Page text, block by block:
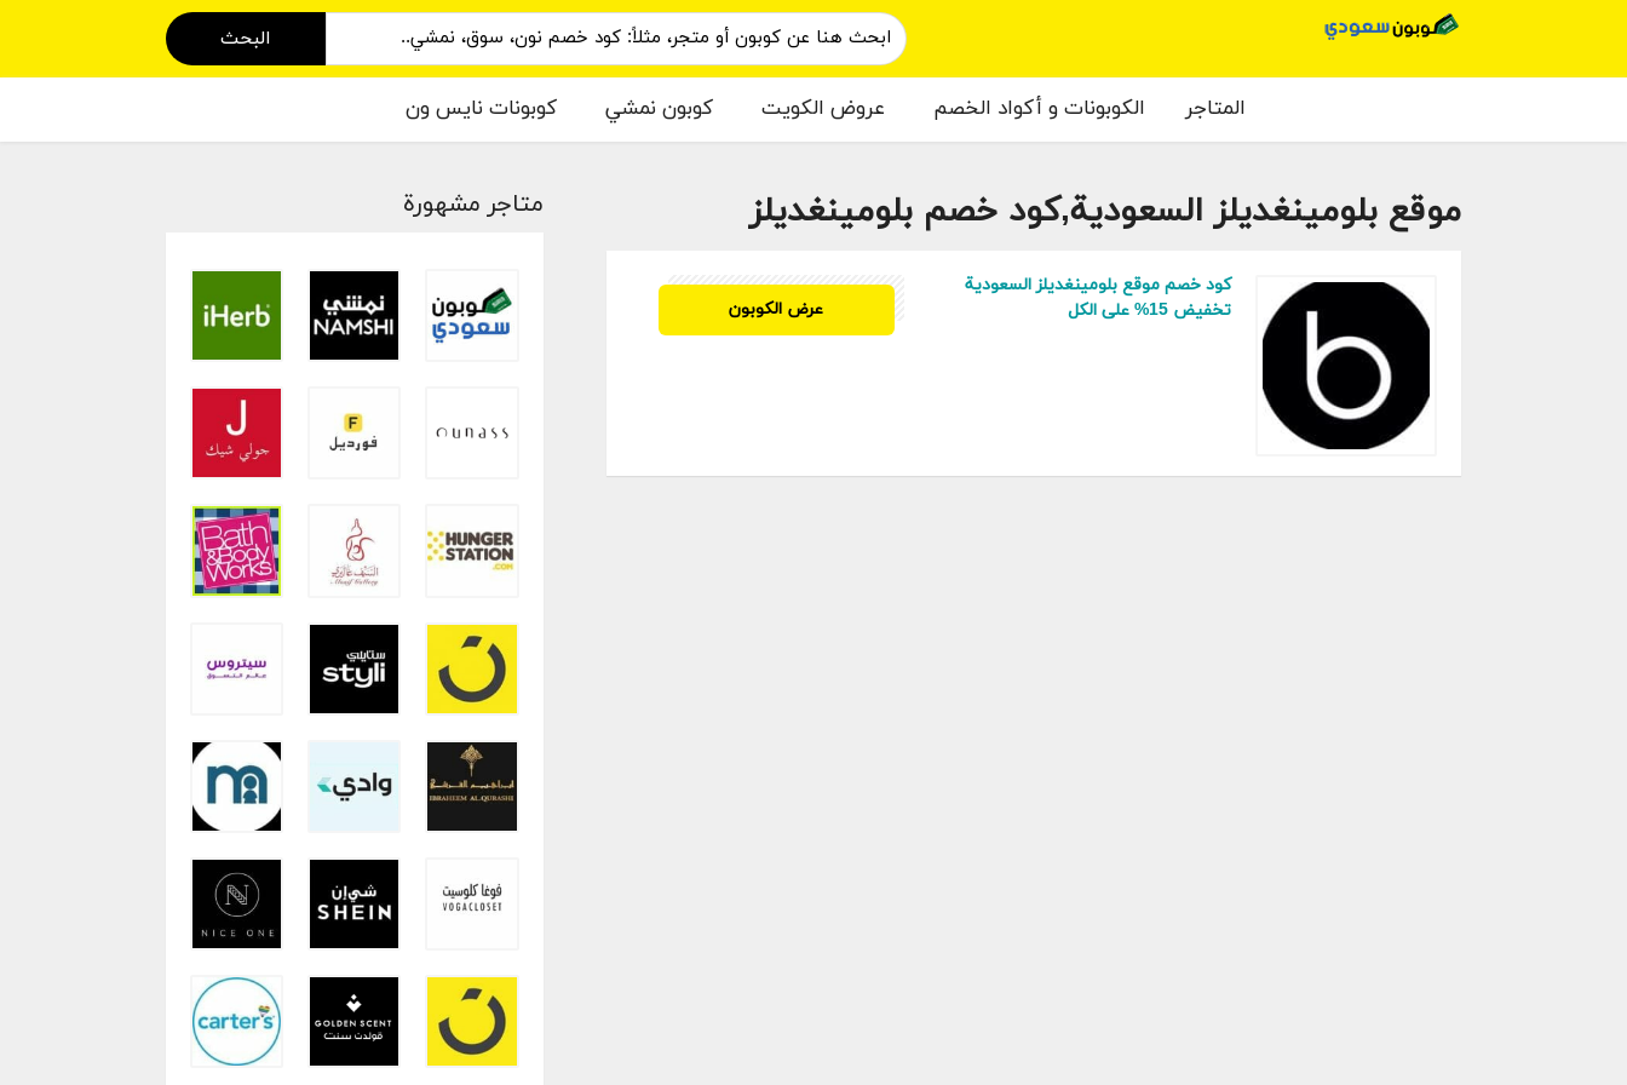
البحث
المتاجر الكوبونات و أكواد الخصم عروض الكويت كوبون نمشي كوبونات نايس ون
موقع بلومينغديلز السعودية,كود خصم بلومينغديلز
كود خصم موقع بلومينغديلز السعودية
تخفيض 15% على الكل
عرض الكوبون
متاجر مشهورة